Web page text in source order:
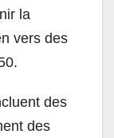
la
vers des
des
des